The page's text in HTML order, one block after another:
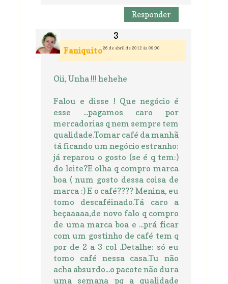
Responder
Faniquito26 de abril de 2012 às 09:00
Oii, Unha !!! hehehe
Falou e disse ! Que negócio é
esse ...pagamos caro por
mercadorias q nem sempre tem
qualidade.Tomar café da manhã
tá ficando um negócio estranho:
já reparou o gosto (se é q tem:)
do leite?E olha q compro marca
boa ( num gosto dessa coisa de
marca :) E o café???? Menina, eu
tomo descaféinado.Tá caro a
beçaaaaa,de novo falo q compro
de uma marca boa e ...prá ficar
com um gostinho de café tem q
por de 2 a 3 col .Detalhe: só eu
tomo café nessa casa.Tu não
acha absurdo...o pacote não dura
uma semana pq a qualidade